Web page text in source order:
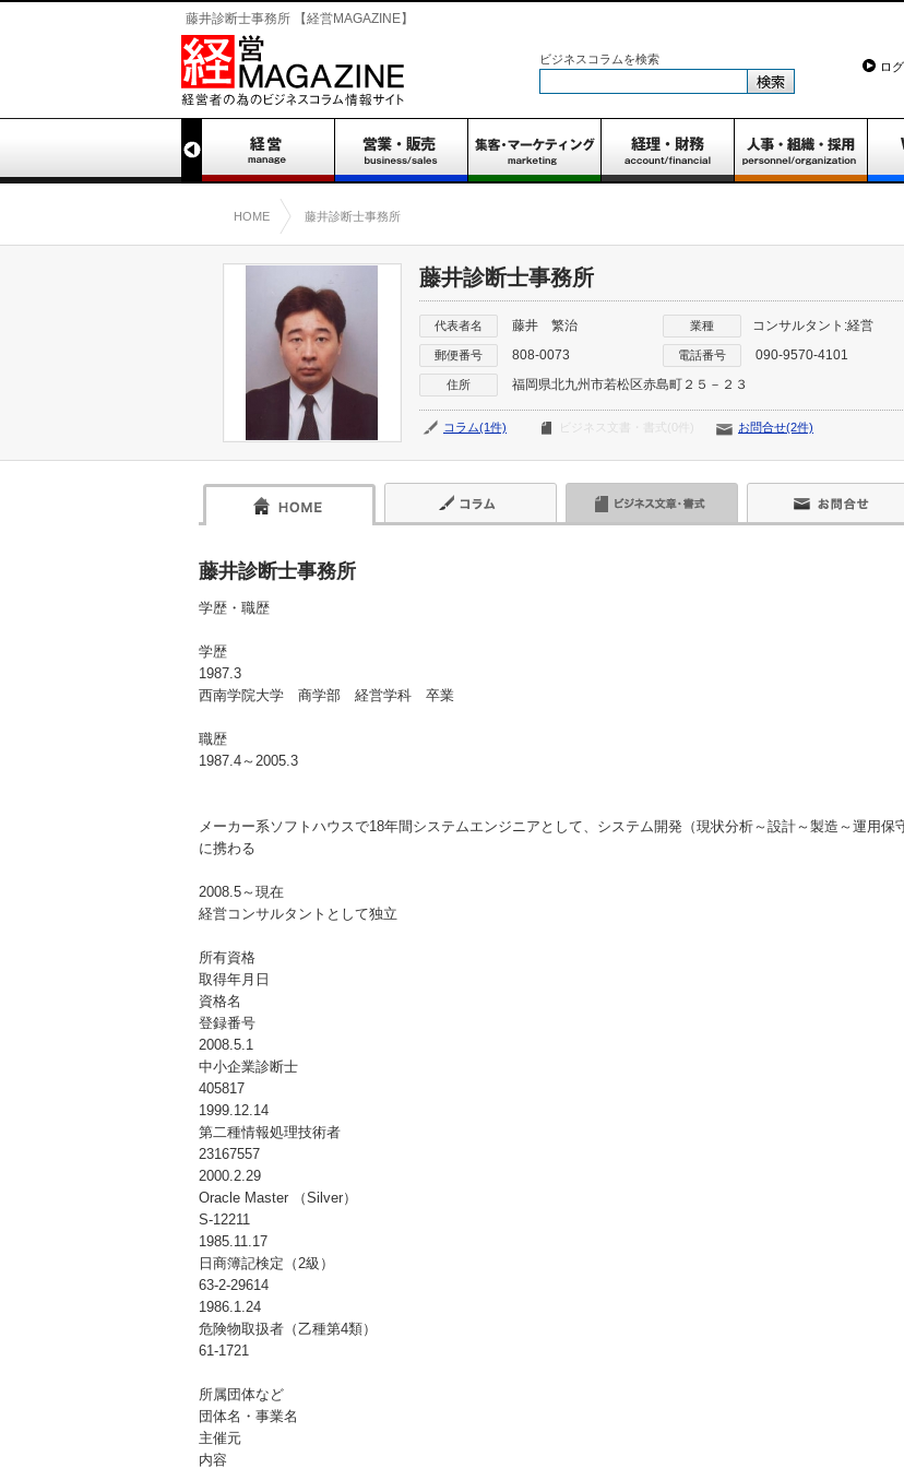
藤井診断士事務所 【経営MAGAZINE】
ビジネスコラムを検索
ロ
HOME 藤井診断士事務所
藤井診断士事務所
代表者名 藤井 繁治 業種 コンサルタント:経営
郵便番号 808-0073 電話番号 090-9570-4101
住所 福岡県北九州市若松区赤島町２５－２３
コラム(1件) ビジネス文書・書式(0件) お問合せ(2件)
藤井診断士事務所
学歴・職歴
学歴
1987.3
西南学院大学 商学部 経営学科 卒業
職歴
1987.4～2005.3
メーカー系ソフトハウスで18年間システムエンジニアとして、システム開発（現状分析～設計～製造～運用保
に携わる
2008.5～現在
経営コンサルタントとして独立
所有資格
取得年月日
資格名
登録番号
2008.5.1
中小企業診断士
405817
1999.12.14
第二種情報処理技術者
23167557
2000.2.29
Oracle Master （Silver）
S-12211
1985.11.17
日商簿記検定（2級）
63-2-29614
1986.1.24
危険物取扱者（乙種第4類）
61-1721
所属団体など
団体名・事業名
主催元
内容